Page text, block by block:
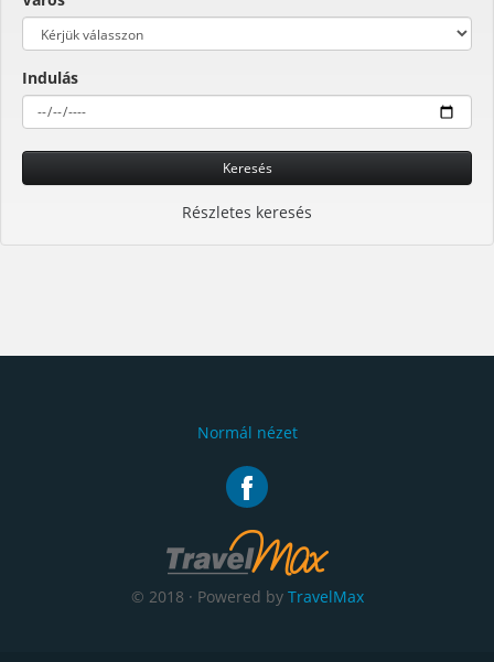
Indulás
Keresés
Részletes keresés
Normál nézet
© 2018 · Powered by TravelMax